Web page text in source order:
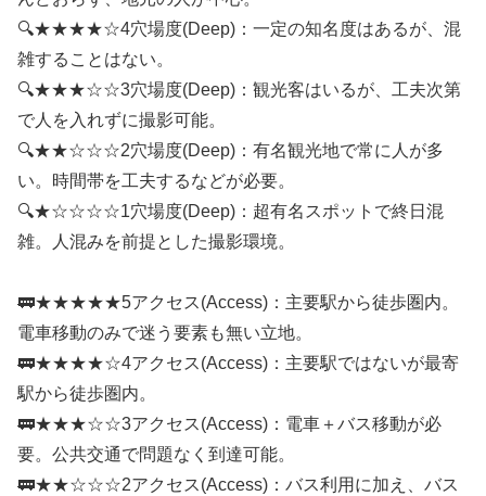
🔍★★★★☆4穴場度(Deep)：一定の知名度はあるが、混
雑することはない。
🔍★★★☆☆3穴場度(Deep)：観光客はいるが、工夫次第
で人を入れずに撮影可能。
🔍★★☆☆☆2穴場度(Deep)：有名観光地で常に人が多
い。時間帯を工夫するなどが必要。
🔍★☆☆☆☆1穴場度(Deep)：超有名スポットで終日混
雑。人混みを前提とした撮影環境。
🚃★★★★★5アクセス(Access)：主要駅から徒歩圏内。
電車移動のみで迷う要素も無い立地。
🚃★★★★☆4アクセス(Access)：主要駅ではないが最寄
駅から徒歩圏内。
🚃★★★☆☆3アクセス(Access)：電車＋バス移動が必
要。公共交通で問題なく到達可能。
🚃★★☆☆☆2アクセス(Access)：バス利用に加え、バス